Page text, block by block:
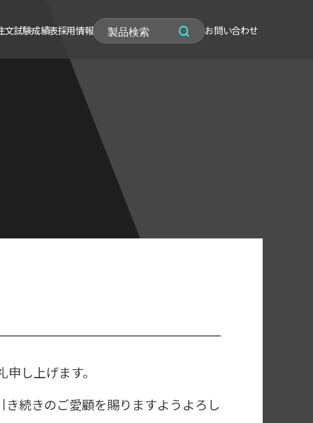
文試験成績表採用情報 お問い合わせ
し上げます。
続きのご愛顧を賜りますようよろし